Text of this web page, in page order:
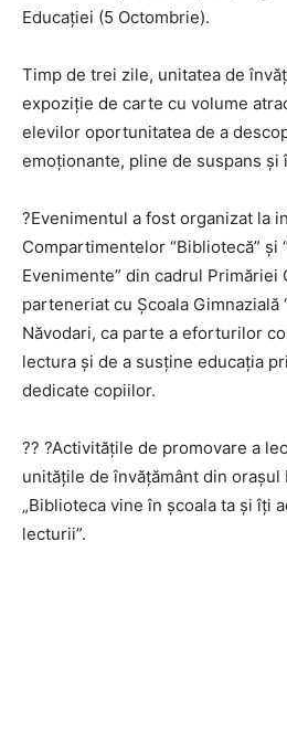
Educației (5 Octombrie).
Timp de trei zile, unitatea de
expoziție de carte cu volume
elevilor oportunitatea de a
emoționante, pline de suspans și
?Evenimentul a fost organizat la
Compartimentelor “Bibliotecă” și
Evenimente” din cadrul Primăriei
parteneriat cu Școala Gimnazială
Năvodari, ca parte a eforturilor
lectura și de a susține educația
dedicate copiilor.
?? ?Activitățile de promovare a
unitățile de învățământ din
„Biblioteca vine în școala ta și îți
lecturii”.